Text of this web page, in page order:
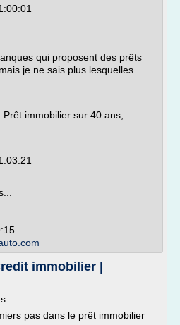
qui proposent des prêts
je ne sais plus lesquelles.
immobilier sur 40 ans,
immobilier |
pas dans le prêt immobilier